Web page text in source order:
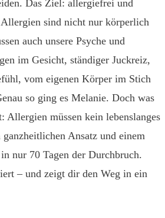
Das Ziel: allergiefrei und
sind nicht nur körperlich
auch unsere Psyche und
im Gesicht, ständiger Juckreiz,
vom eigenen Körper im Stich
so ging es Melanie. Doch was
Allergien müssen kein lebenslanges
Ansatz und einem
nur 70 Tagen der Durchbruch.
– und zeigt dir den Weg in ein